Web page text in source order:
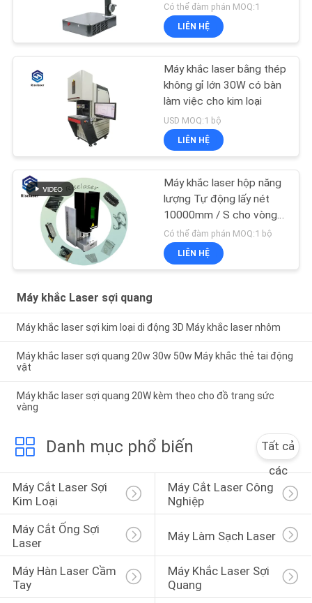
Có thể đàm phán MOQ:1
LIÊN HỆ
Máy khắc laser bằng thép
không gỉ lớn 30W có bàn
làm việc cho kim loại
USD MOQ:1 bộ
LIÊN HỆ
Máy khắc laser hộp năng
lượng Tự động lấy nét
10000mm / S cho vòng
trang sức
Có thể đàm phán MOQ:1 bộ
LIÊN HỆ
Máy khắc Laser sợi quang
Máy khắc laser sợi kim loại di động 3D Máy khắc laser nhôm
Máy khắc laser sợi quang 20w 30w 50w Máy ​​khắc thẻ tai động
vật
Máy khắc laser sợi quang 20W kèm theo cho đồ trang sức
vàng
Danh mục phổ biến
Tất cả
các
Máy Cắt Laser Sợi
Kim Loại
Máy Cắt Laser Công
Nghiệp
Máy Cắt Ống Sợi
Laser
Máy Làm Sạch Laser
Máy Hàn Laser Cầm
Tay
Máy Khắc Laser Sợi
Quang